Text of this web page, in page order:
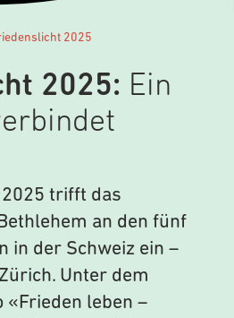
2025
2025: Ein
trifft das
an den fünf
in der Schweiz ein –
Unter dem
«Frieden leben –